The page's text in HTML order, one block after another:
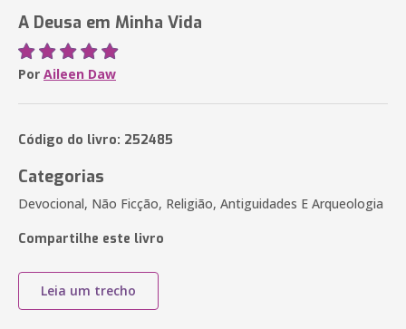
A Deusa em Minha Vida
Por Aileen Daw
Código do livro: 252485
Categorias
Devocional, Não Ficção, Religião, Antiguidades E Arqueologia
Compartilhe este livro
Leia um trecho